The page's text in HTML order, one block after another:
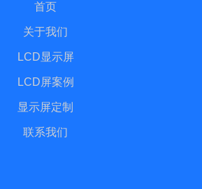
首页
关于我们
LCD显示屏
LCD屏案例
显示屏定制
联系我们